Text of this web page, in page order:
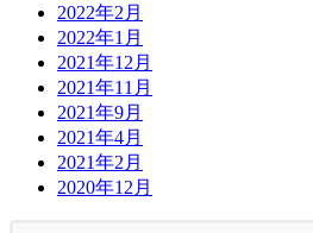
2022年2月
2022年1月
2021年12月
2021年11月
2021年9月
2021年4月
2021年2月
2020年12月